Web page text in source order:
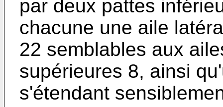
par deux pattes
chacune une aile
22 semblables aux
supérieures 8, ainsi
s'étendant